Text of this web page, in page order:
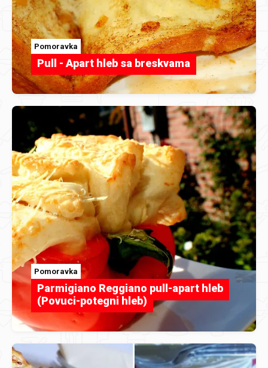
Pomoravka
Pull - Apart hleb sa breskvama
Pomoravka
Parmigiano Reggiano pull-apart hleb
(Povuci-potegni hleb)